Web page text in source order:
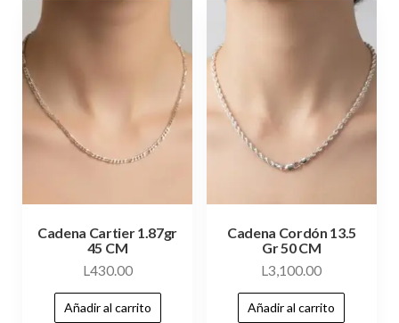
Cadena Cartier 1.87gr
45 CM
L430.00
Añadir al carrito
Cadena Cordón 13.5
Gr 50 CM
L3,100.00
Añadir al carrito